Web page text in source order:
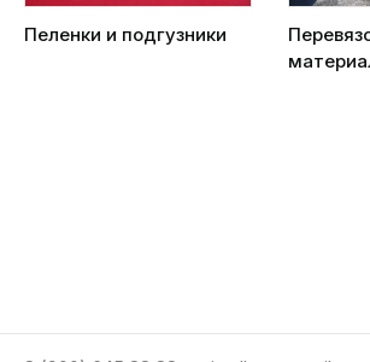
Пеленки и подгузники